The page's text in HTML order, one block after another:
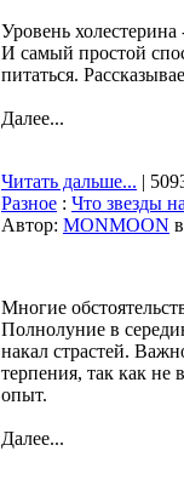
Уровень
И самый простой
питаться.
Далее...
Читать дальше... |
Разное : Что звезды
Автор: MONMOON
Многие
Полнолуние в
накал страстей.
терпения, так как не
опыт.
Далее...